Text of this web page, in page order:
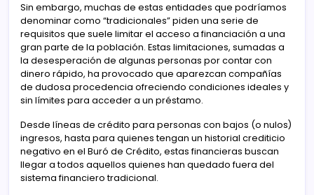
Sin embargo, muchas de estas entidades que podríamos
denominar como “tradicionales” piden una serie de
requisitos que suele limitar el acceso a financiación a una
gran parte de la población. Estas limitaciones, sumadas a
la desesperación de algunas personas por contar con
dinero rápido, ha provocado que aparezcan compañías
de dudosa procedencia ofreciendo condiciones ideales y
sin límites para acceder a un préstamo.
Desde líneas de crédito para personas con bajos (o nulos)
ingresos, hasta para quienes tengan un historial crediticio
negativo en el Buró de Crédito, estas financieras buscan
llegar a todos aquellos quienes han quedado fuera del
sistema financiero tradicional.